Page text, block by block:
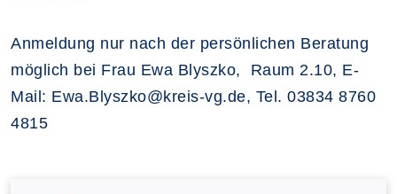
Anmeldung nur nach der persönlichen Beratung
möglich bei Frau Ewa Blyszko, Raum 2.10, E-
Mail: Ewa.Blyszko@kreis-vg.de, Tel. 03834 8760
4815